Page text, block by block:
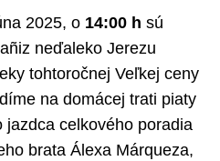
2025, o 14:00 h sú
neďaleko Jerezu
tohtoročnej Veľkej ceny
na domácej trati piaty
celkového poradia
brata Álexa Márqueza,